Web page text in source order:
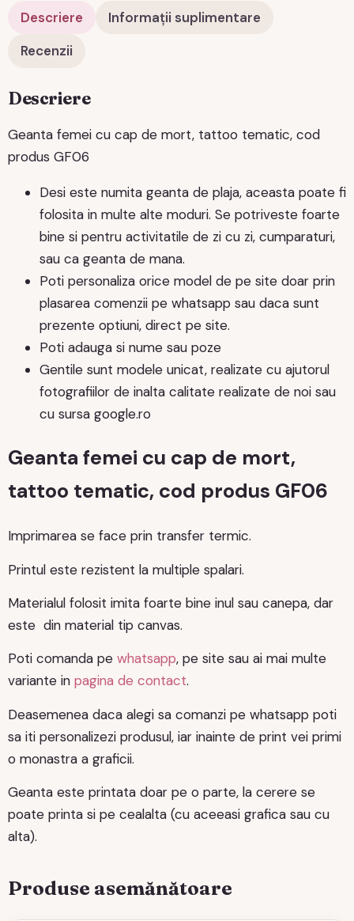
Descriere
Informații suplimentare
Recenzii
Descriere
Geanta femei cu cap de mort, tattoo tematic, cod
produs GF06
Desi este numita geanta de plaja, aceasta poate fi
folosita in multe alte moduri. Se potriveste foarte
bine si pentru activitatile de zi cu zi, cumparaturi,
sau ca geanta de mana.
Poti personaliza orice model de pe site doar prin
plasarea comenzii pe whatsapp sau daca sunt
prezente optiuni, direct pe site.
Poti adauga si nume sau poze
Gentile sunt modele unicat, realizate cu ajutorul
fotografiilor de inalta calitate realizate de noi sau
cu sursa google.ro
Geanta femei cu cap de mort,
tattoo tematic, cod produs GF06
Imprimarea se face prin transfer termic.
Printul este rezistent la multiple spalari.
Materialul folosit imita foarte bine inul sau canepa, dar
este din material tip canvas.
Poti comanda pe whatsapp, pe site sau ai mai multe
variante in pagina de contact.
Deasemenea daca alegi sa comanzi pe whatsapp poti
sa iti personalizezi produsul, iar inainte de print vei primi
o monastra a graficii.
Geanta este printata doar pe o parte, la cerere se
poate printa si pe cealalta (cu aceeasi grafica sau cu
alta).
Produse asemănătoare